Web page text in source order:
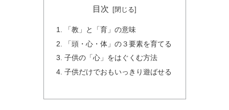
目次
「教」と「育」の意味
「頭・心・体」の３要素を育てる
子供の「心」をはぐくむ方法
子供だけでおもいっきり遊ばせる